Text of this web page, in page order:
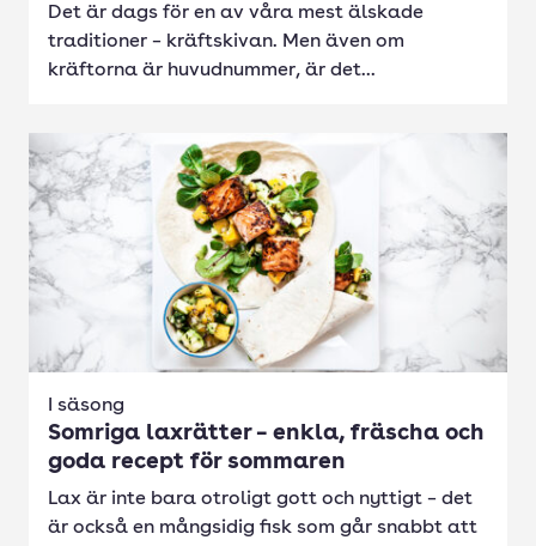
Det är dags för en av våra mest älskade
traditioner – kräftskivan. Men även om
kräftorna är huvudnummer, är det...
I säsong
Somriga laxrätter – enkla, fräscha och
goda recept för sommaren
Lax är inte bara otroligt gott och nyttigt – det
är också en mångsidig fisk som går snabbt att